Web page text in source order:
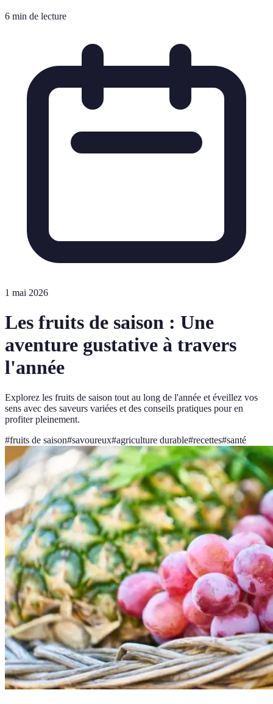
6 min de lecture
1 mai 2026
Les fruits de saison : Une
aventure gustative à travers
l'année
Explorez les fruits de saison tout au long de l'année et éveillez vos
sens avec des saveurs variées et des conseils pratiques pour en
profiter pleinement.
#fruits de saison#savoureux#agriculture durable#recettes#santé